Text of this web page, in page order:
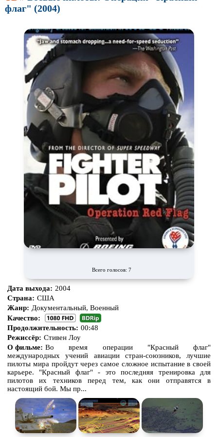
Аниме Антиутопия
Врачи Гении
Индийское кино Киберпанк
Коллекция Комикс
Маги и Волшебники Наркотики
Новогодние Основанное на
реальных
событиях
Параллельные миры
Перевод Гоблина
Перевод Кубик в Кубе ПереводКураж-Бамбей
Пеплум Подростковаяжестокость
Постапокалипсис Призраки
Про апокалипсис
Про богатых
Про вампиров Про ведьм
Про деревню
Про драконов
Про зомби
Про корабли и подводные
лодки
Про космос
Про любовь Про маньяков исерийных
убийц
Про мафию
Про пиратов Про подростков
Про путешествияво времени Про роботов
флаг" (2004)
Всего голосов: 7
Дата выхода: 2004
Страна: США
Жанр: Документальный, Военный
Качество:
Продолжительность: 00:48
Режиссёр: Стивен Лоу
О фильме: Во время операции "Красный флаг"
международных учений авиации стран-союзников, лучшие
пилоты мира пройдут через самое сложное испытание в своей
карьере. "Красный флаг" - это последняя тренировка для
пилотов их техников перед тем, как они отправятся в
настоящий бой. Мы пр...